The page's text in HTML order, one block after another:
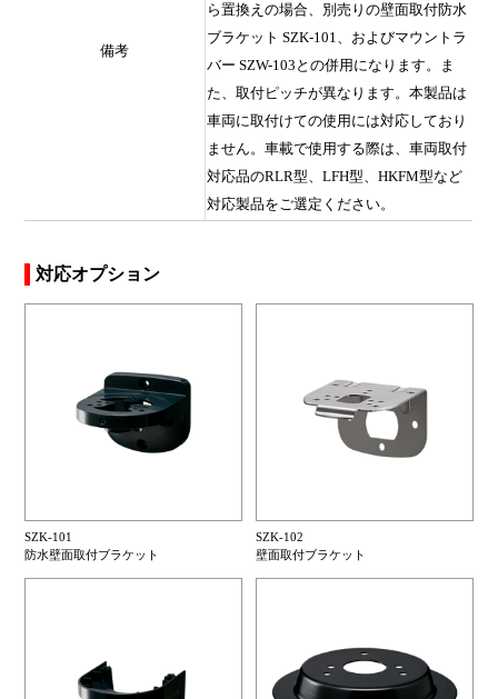
備考
ら置換えの場合、別売りの壁面取付防水
ブラケット SZK-101、およびマウントラ
バー SZW-103との併用になります。ま
た、取付ピッチが異なります。本製品は
車両に取付けての使用には対応しており
ません。車載で使用する際は、車両取付
対応品のRLR型、LFH型、HKFM型など
対応製品をご選定ください。
対応オプション
SZK-101
防水壁面取付ブラケット
SZK-102
壁面取付ブラケット